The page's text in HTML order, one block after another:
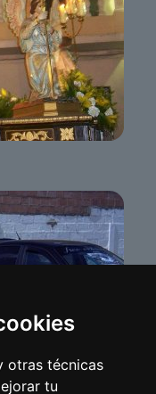
otras técnicas
tu